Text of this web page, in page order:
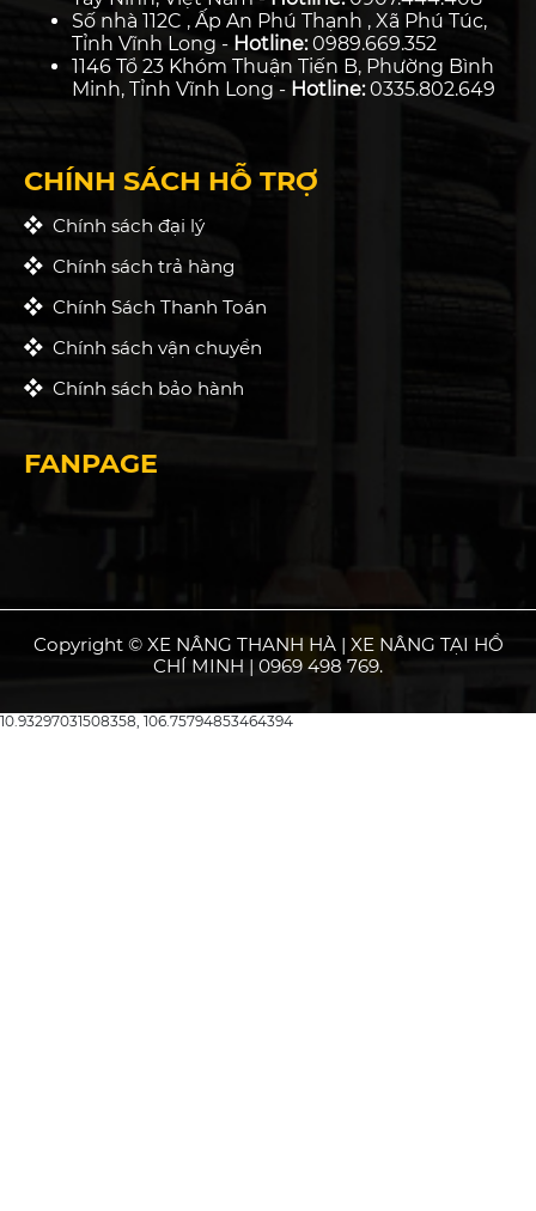
Số nhà 112C , Ấp An Phú Thạnh , Xã Phú Túc,
Tỉnh Vĩnh Long - Hotline:0989.669.352
1146 Tổ 23 Khóm Thuận Tiến B, Phường Bình
Minh, Tỉnh Vĩnh Long - Hotline:0335.802.649
CHÍNH SÁCH HỖ TRỢ
Chính sách đại lý
Chính sách trả hàng
Chính Sách Thanh Toán
Chính sách vận chuyển
Chính sách bảo hành
FANPAGE
Copyright © XE NÂNG THANH HÀ | XE NÂNG TẠI HỒ
CHÍ MINH | 0969 498 769.
10.93297031508358, 106.75794853464394